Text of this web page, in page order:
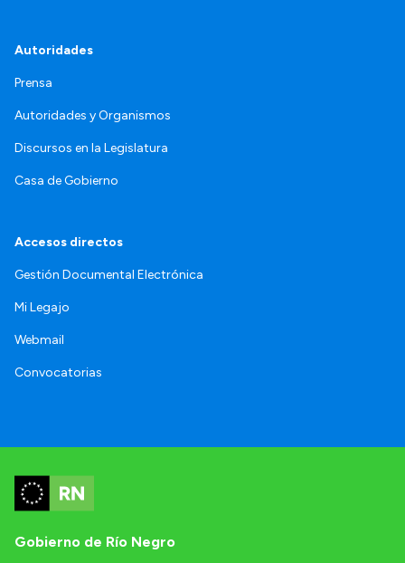
Autoridades
Prensa
Autoridades y Organismos
Discursos en la Legislatura
Casa de Gobierno
Accesos directos
Gestión Documental Electrónica
Mi Legajo
Webmail
Convocatorias
Gobierno de Río Negro